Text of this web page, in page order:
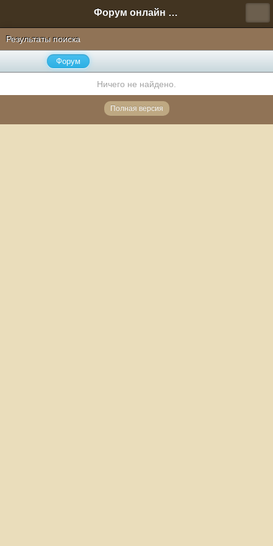
Форум онлайн игры "Новая Эра" (Нюра Биз)
Результаты поиска
Форум
Ничего не найдено.
Полная версия